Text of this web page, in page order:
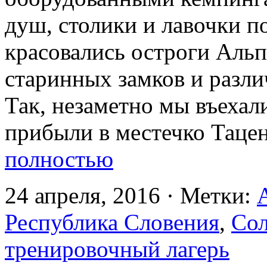
душ, столики и лавочки
красовались остроги
старинных замков и
Так, незаметно мы
прибыли в местечко
полностью
24 апреля, 2016 · Метки:
Республика Словения,
тренировочный лагерь